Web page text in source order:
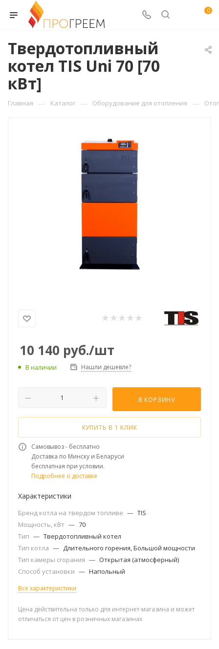
0
Твердотопливный
котел TIS Uni 70 [70
кВт]
Главная — Каталог — Оборудование для отопления —
10 140 руб./шт
В наличии Нашли дешевле?
В КОРЗИНУ
КУПИТЬ В 1 КЛИК
Самовывоз - бесплатно
Доставка по Минску и Беларуси
бесплатная при условии.
Подробнее о доставке
Характеристики
Бренд котла на твердом топливе — TIS
Мощность, кВт — 70
Тип — Твердотопливный котел
Тип котла — Длительного горения, Большой мощности
Тип камеры сгорания — Открытая (атмосферный)
Способ установки — Напольный
Все характеристики
Цена действительна только для интернет-магазина и может
отличаться от цен в розничных магазинах